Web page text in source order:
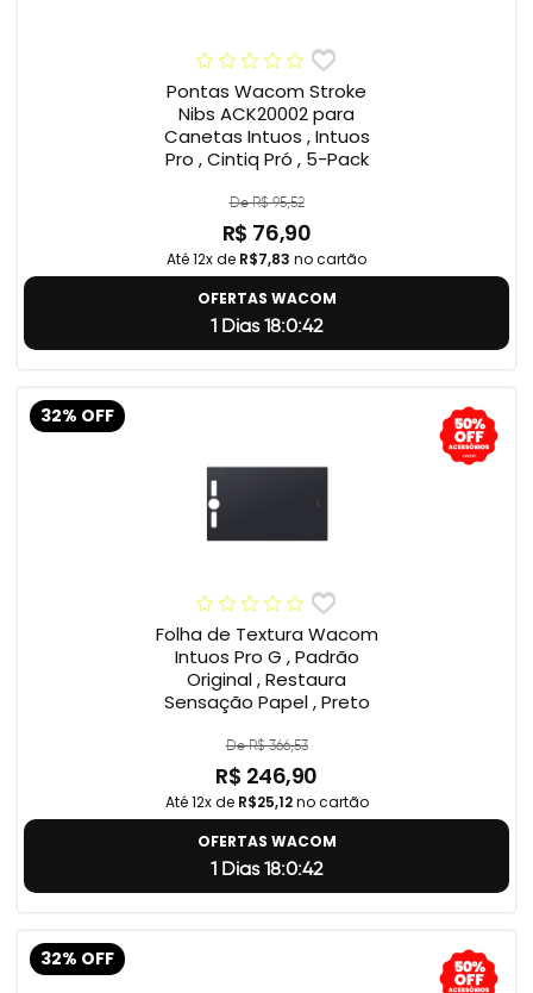
Pontas Wacom Stroke
Nibs ACK20002 para
Canetas Intuos , Intuos
Pro , Cintiq Pró , 5-Pack
De R$ 95,52
R$ 76,90
Até 12x de R$7,83 no cartão
OFERTAS WACOM
1 Dias 18:0:41
32% OFF
Folha de Textura Wacom
Intuos Pro G , Padrão
Original , Restaura
Sensação Papel , Preto
De R$ 366,53
R$ 246,90
Até 12x de R$25,12no cartão
OFERTAS WACOM
1 Dias 18:0:41
32% OFF